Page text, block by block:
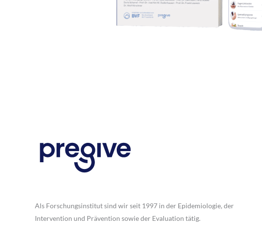
Als Forschungsinstitut sind wir seit 1997 in der Epidemiologie, der
Intervention und Prävention sowie der Evaluation tätig.